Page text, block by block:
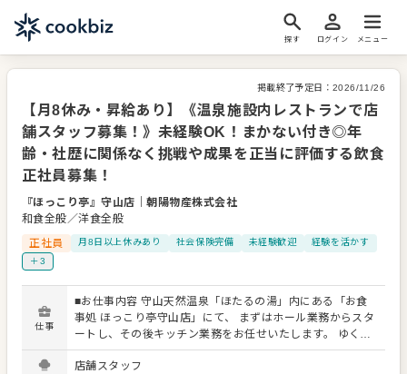
探す ログイン メニュー
掲載終了予定日： 2026/11/26
【月8休み・昇給あり】《温泉施設内レストランで店
舗スタッフ募集！》未経験OK！まかない付き◎年
齢・社歴に関係なく挑戦や成果を正当に評価する飲食
正社員募集！
『ほっこり亭』守山店 ｜朝陽物産株式会社
和食全般／洋食全般
正社員
月8日以上休みあり 社会保険完備 未経験歓迎
経験を活かす
＋3
仕事
■お仕事内容 守山天然温泉「ほたるの湯」内にある「お食
事処 ほっこり亭守山店」にて、 まずはホール業務からスタ
ートし、その後キッチン業務をお任せいたします。 ゆくゆ
くは全体を掌握しての店舗運営をお願いいたします。 【ホ
ール業務】 ・接客／サービス対応 ・お客様のご案内、オー
店舗スタッフ